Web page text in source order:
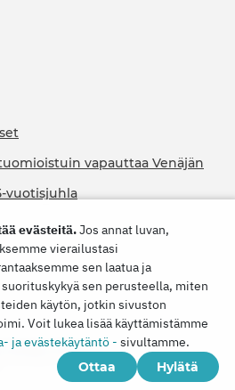
vapauttaa Venäjän
vuotisjuhla
Society of Korea.
evästeitä.Jos annat luvan,
vierailustasi
sen laatua ja
sen perusteella, miten
käytön, jotkin sivuston
Voit lukea lisää käyttämistämme
ja evästekäytäntö - sivultamme.
Ottaa
Hylätä